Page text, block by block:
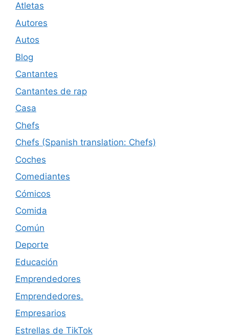
Atletas
Autores
Autos
Blog
Cantantes
Cantantes de rap
Casa
Chefs
Chefs (Spanish translation: Chefs)
Coches
Comediantes
Cómicos
Comida
Común
Deporte
Educación
Emprendedores
Emprendedores.
Empresarios
Estrellas de TikTok